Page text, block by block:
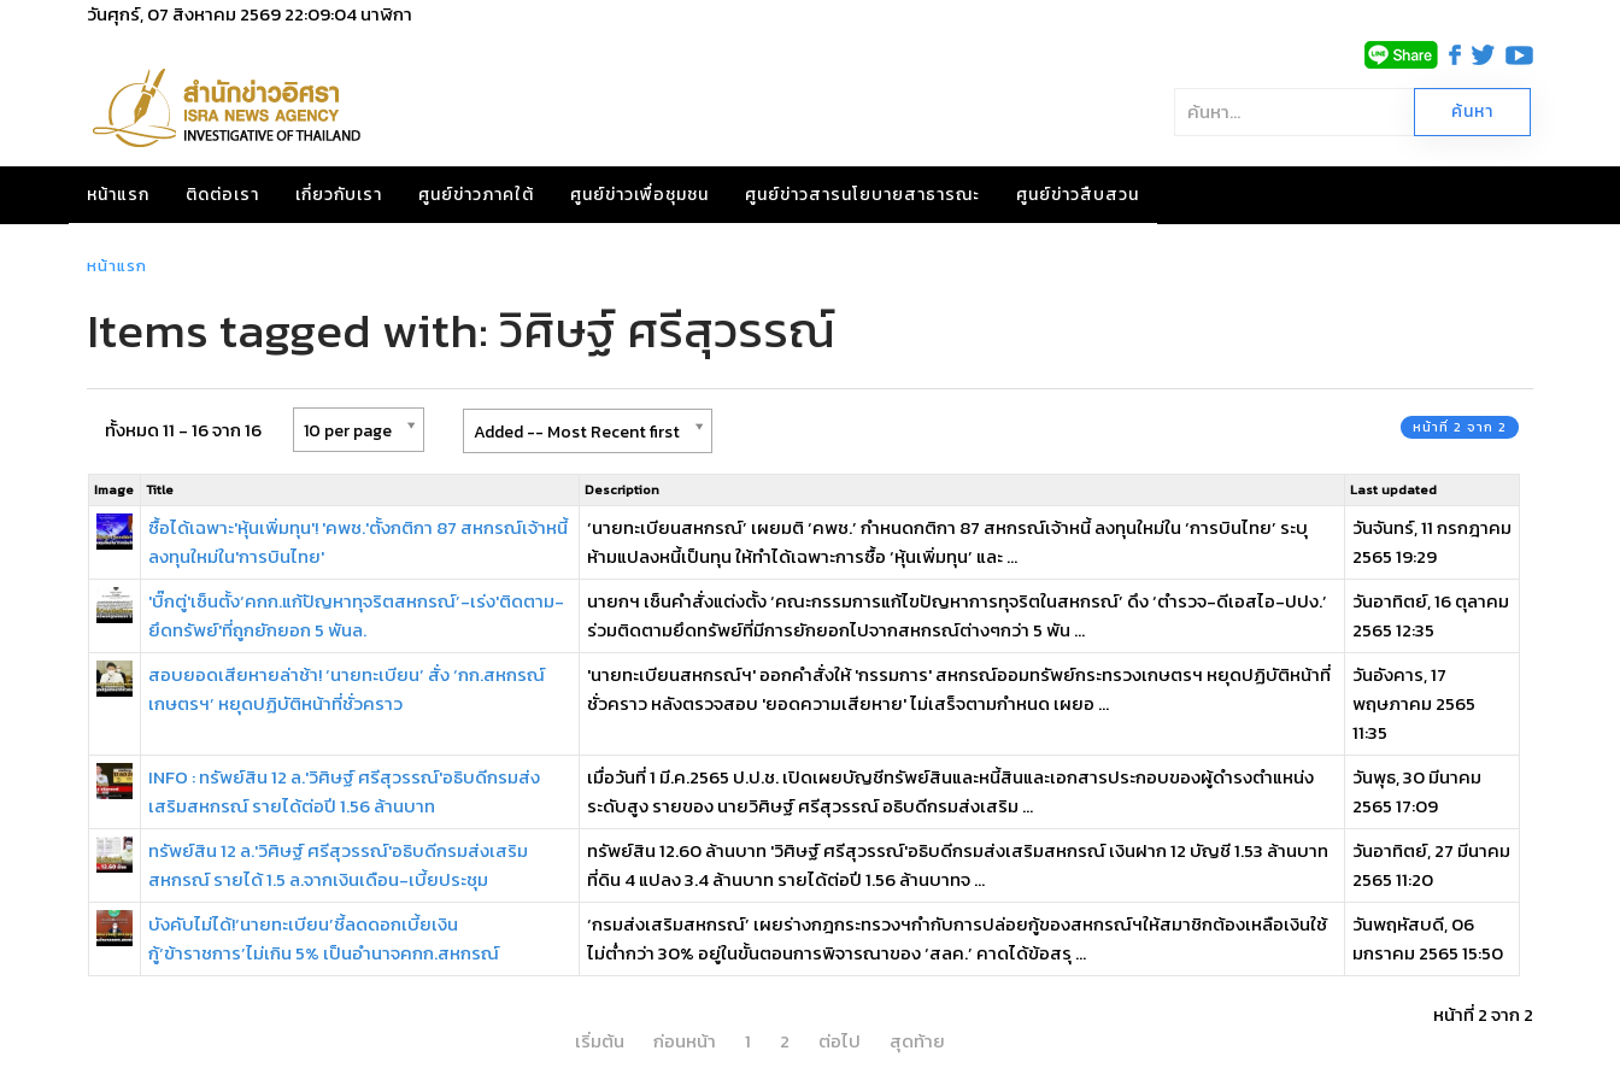
วันศุกร์, 07 สิงหาคม 256922:09:04นาฬิกา
หน้าแรก ติดต่อเรา เกี่ยวกับเรา ศูนย์ข่าวภาคใต้ ศูนย์ข่าวเพื่อชุมชน ศูนย์ข่าวสารนโยบายสาธารณะ ศูนย์ข่าวสืบสวน
หน้าแรก
Items tagged with: วิศิษฐ์ ศรีสุวรรณ์
ทั้งหมด 11 - 16 จาก 16 10 per page Added -- Most Recent first หน้าที่ 2 จาก 2
Image Title Description Last updated
ซื้อได้เฉพาะ'หุ้นเพิ่มทุน'! 'คพช.'ตั้งกติกา 87 สหกรณ์เจ้าหนี้
ลงทุนใหม่ใน'การบินไทย'
‘นายทะเบียนสหกรณ์’ เผยมติ ‘คพช.’ กำหนดกติกา 87 สหกรณ์เจ้าหนี้ ลงทุนใหม่ใน ‘การบินไทย’ ระบุ
ห้ามแปลงหนี้เป็นทุน ให้ทำได้เฉพาะการซื้อ ‘หุ้นเพิ่มทุน’ และ ...
วันจันทร์, 11 กรกฎาคม
2565 19:29
'บิ๊กตู่'เซ็นตั้ง‘คกก.แก้ปัญหาทุจริตสหกรณ์’-เร่ง'ติดตาม-
ยึดทรัพย์'ที่ถูกยักยอก 5 พันล.
นายกฯ เซ็นคำสั่งแต่งตั้ง ‘คณะกรรมการแก้ไขปัญหาการทุจริตในสหกรณ์’ ดึง ‘ตำรวจ-ดีเอสไอ-ปปง.’
ร่วมติดตามยึดทรัพย์ที่มีการยักยอกไปจากสหกรณ์ต่างๆกว่า 5 พัน ...
วันอาทิตย์, 16 ตุลาคม
2565 12:35
สอบยอดเสียหายล่าช้า! ‘นายทะเบียน’ สั่ง ‘กก.สหกรณ์
เกษตรฯ’ หยุดปฏิบัติหน้าที่ชั่วคราว
'นายทะเบียนสหกรณ์ฯ' ออกคำสั่งให้ 'กรรมการ' สหกรณ์ออมทรัพย์กระทรวงเกษตรฯ หยุดปฏิบัติหน้าที่
ชั่วคราว หลังตรวจสอบ 'ยอดความเสียหาย' ไม่เสร็จตามกำหนด เผยอ ...
วันอังคาร, 17
พฤษภาคม 2565
11:35
INFO : ทรัพย์สิน 12 ล.'วิศิษฐ์ ศรีสุวรรณ์'อธิบดีกรมส่ง
เสริมสหกรณ์ รายได้ต่อปี 1.56 ล้านบาท
เมื่อวันที่ 1 มี.ค.2565 ป.ป.ช. เปิดเผยบัญชีทรัพย์สินและหนี้สินและเอกสารประกอบของผู้ดำรงตำแหน่ง
ระดับสูง รายของ นายวิศิษฐ์ ศรีสุวรรณ์ อธิบดีกรมส่งเสริม ...
วันพุธ, 30 มีนาคม
2565 17:09
ทรัพย์สิน 12 ล.'วิศิษฐ์ ศรีสุวรรณ์'อธิบดีกรมส่งเสริม
สหกรณ์ รายได้ 1.5 ล.จากเงินเดือน-เบี้ยประชุม
ทรัพย์สิน 12.60 ล้านบาท 'วิศิษฐ์ ศรีสุวรรณ์'อธิบดีกรมส่งเสริมสหกรณ์ เงินฝาก 12 บัญชี 1.53 ล้านบาท
ที่ดิน 4 แปลง 3.4 ล้านบาท รายได้ต่อปี 1.56 ล้านบาทจ ...
วันอาทิตย์, 27 มีนาคม
2565 11:20
บังคับไม่ได้!‘นายทะเบียน’ชี้ลดดอกเบี้ยเงิน
กู้‘ข้าราชการ’ไม่เกิน 5% เป็นอำนาจคกก.สหกรณ์
‘กรมส่งเสริมสหกรณ์’ เผยร่างกฎกระทรวงฯกำกับการปล่อยกู้ของสหกรณ์ฯให้สมาชิกต้องเหลือเงินใช้
ไม่ต่ำกว่า 30% อยู่ในขั้นตอนการพิจารณาของ ‘สลค.’ คาดได้ข้อสรุ ...
วันพฤหัสบดี, 06
มกราคม 2565 15:50
หน้าที่ 2 จาก 2
เริ่มต้น
ก่อนหน้า 1 2 ต่อไป สุดท้าย